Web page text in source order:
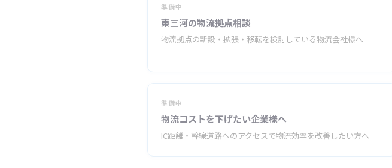
準備中
東三河の物流拠点相談
物流拠点の新設・拡張・移転を検討している物流会社様へ
準備中
物流コストを下げたい企業様へ
IC距離・幹線道路へのアクセスで物流効率を改善したい方へ